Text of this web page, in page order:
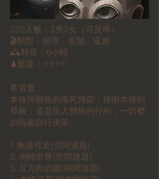
🕵🏻‍♀️人數：3男3女（可反串）
🎬類型：推理、進階、還原
🕰時長：6小時
♟難度：⭐⭐⭐⭐
📔背景：
本格與變格的殊死博弈，捍衛本格的
尊嚴，還是投入變格的行列，一切都
由玩家自行決策。
1. 無路可走(空間迷題)
2. 倒轉世界(空間迷題)
3. 反方向的鐘(時間迷題)